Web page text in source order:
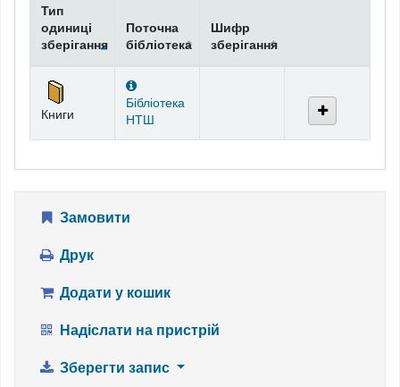
Фонди
Тип
одиниці
зберігання
Поточна
бібліотека
Шифр
зберігання
Книги
Бібліотека
НТШ
Замовити
Друк
Додати у кошик
Надіслати на пристрій
Зберегти запис